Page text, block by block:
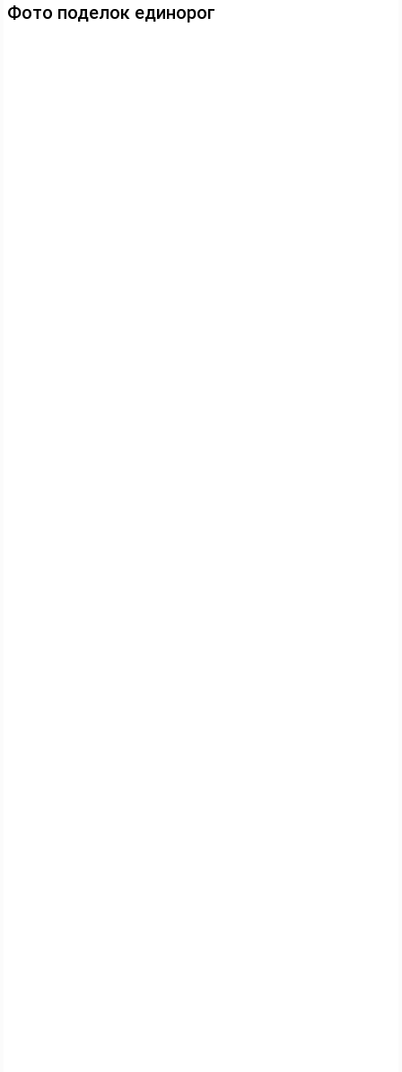
Фото поделок единорог